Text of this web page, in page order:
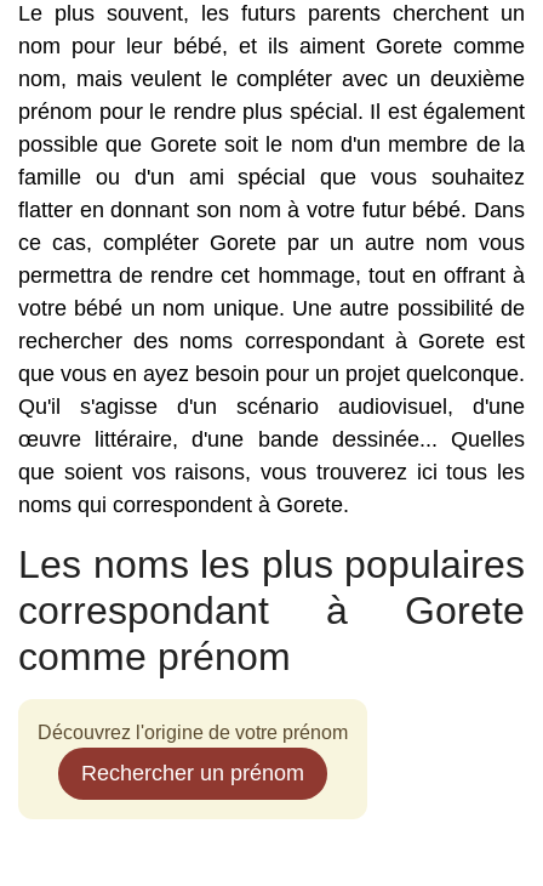
Le plus souvent, les futurs parents cherchent un
nom pour leur bébé, et ils aiment Gorete comme
nom, mais veulent le compléter avec un deuxième
prénom pour le rendre plus spécial. Il est également
possible que Gorete soit le nom d'un membre de la
famille ou d'un ami spécial que vous souhaitez
flatter en donnant son nom à votre futur bébé. Dans
ce cas, compléter Gorete par un autre nom vous
permettra de rendre cet hommage, tout en offrant à
votre bébé un nom unique. Une autre possibilité de
rechercher des noms correspondant à Gorete est
que vous en ayez besoin pour un projet quelconque.
Qu'il s'agisse d'un scénario audiovisuel, d'une
œuvre littéraire, d'une bande dessinée... Quelles
que soient vos raisons, vous trouverez ici tous les
noms qui correspondent à Gorete.
Les noms les plus populaires
correspondant à Gorete
comme prénom
Découvrez l'origine de votre prénom
Rechercher un prénom